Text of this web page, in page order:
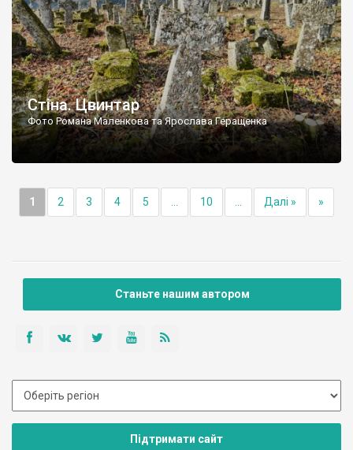
Стіна. Цвинтар
Фото Романа Маленкова та Ярослава Геращенка
1 2 3 4 5 10 Далі » »
Станьте нашим автором
Підтримати сайт